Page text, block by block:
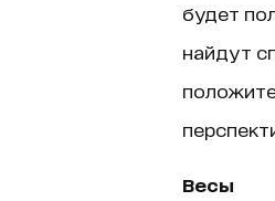
будет
найдут
Весы